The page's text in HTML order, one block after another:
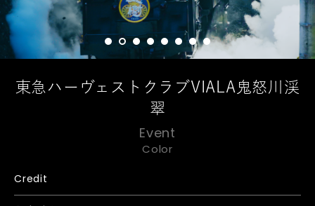
東急ハーヴェストクラブVIALA鬼怒川渓
翠
Event
Color
Credit